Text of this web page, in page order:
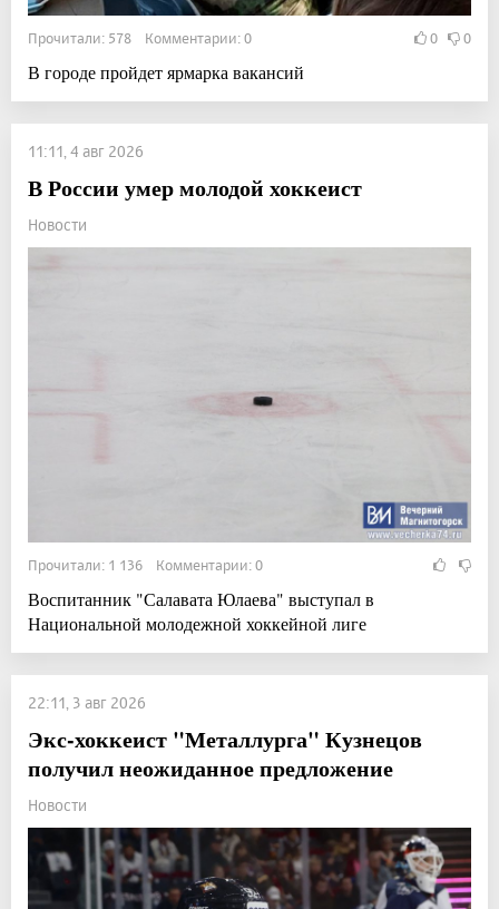
Прочитали: 578 Комментарии: 0 0 0
В городе пройдет ярмарка вакансий
11:11, 4 авг 2026
В России умер молодой хоккеист
Новости
Прочитали: 1 136 Комментарии: 0
Воспитанник "Салавата Юлаева" выступал в
Национальной молодежной хоккейной лиге
22:11, 3 авг 2026
Экс-хоккеист "Металлурга" Кузнецов
получил неожиданное предложение
Новости